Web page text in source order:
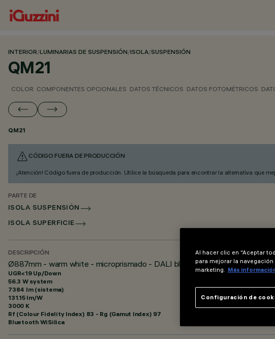
INTERIOR/LUMINARIAS DE SUSPENSIÓN/ISOLA/SUSPENSIÓN
QM21
COLOR COMPONENTES OPCIONALES DATOS TÉCNICOS DATOS FOTOMÉTRICOS
QM21
CÓDIGO FUERA DE PRODUCCIÓN
¡Atención! Código fuera de producción. Utilice la búsqueda para encontrar la alternativa que
PARTE DE
ISOLA SUSPENSIÓN
ISOLA SUPERFICIE
DESCRIPCIÓN
Ø887mm - warm white - microprismado - DALI bluetooth
UGR<19 Up/Down
56.3 W system
7384 lm (sistema)
131.15 lm/W
3000 K
Rf (Colour Fidelity Index) 83 - Rg (Gamut Index) 97
Bluetooth WiSilica
Al hacer clic en “Aceptar
para mejorar la
marketing. Más
Configuración de